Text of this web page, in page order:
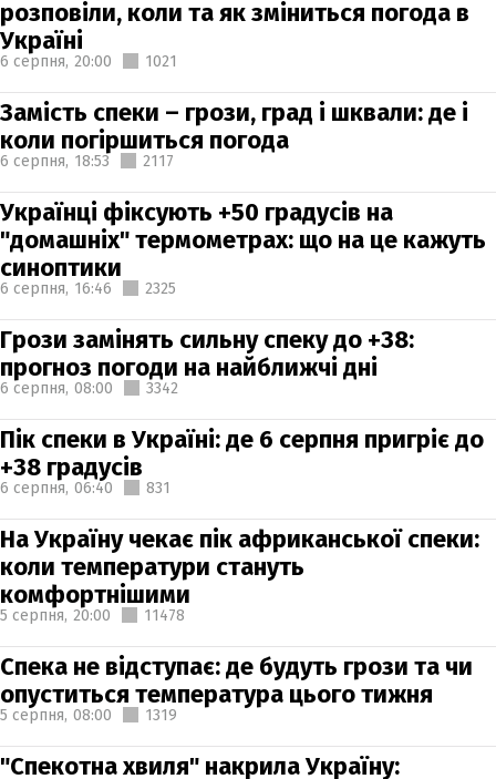
розповіли, коли та як зміниться погода в
Україні
6 серпня, 20:00 1021
Замість спеки – грози, град і шквали: де і
коли погіршиться погода
6 серпня, 18:53 2117
Українці фіксують +50 градусів на
"домашніх" термометрах: що на це кажуть
синоптики
6 серпня, 16:46 2325
Грози замінять сильну спеку до +38:
прогноз погоди на найближчі дні
6 серпня, 08:00 3342
Пік спеки в Україні: де 6 серпня пригріє до
+38 градусів
6 серпня, 06:40 831
На Україну чекає пік африканської спеки:
коли температури стануть
комфортнішими
5 серпня, 20:00 11478
Спека не відступає: де будуть грози та чи
опуститься температура цього тижня
5 серпня, 08:00 1319
"Спекотна хвиля" накрила Україну: